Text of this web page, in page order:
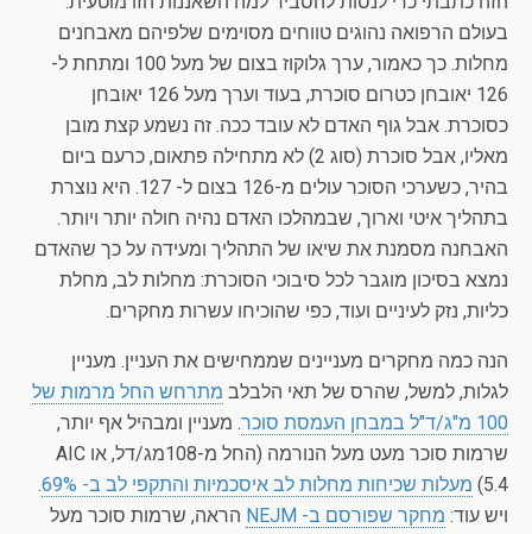
בעולם הרפואה נהוגים טווחים מסוימים שלפיהם מאבחנים
מחלות. כך כאמור, ערך גלוקוז בצום של מעל 100 ומתחת ל-
126 יאובחן כטרום סוכרת, בעוד וערך מעל 126 יאובחן
כסוכרת. אבל גוף האדם לא עובד ככה. זה נשמע קצת מובן
מאליו, אבל סוכרת (סוג 2) לא מתחילה פתאום, כרעם ביום
בהיר, כשערכי הסוכר עולים מ-126 בצום ל- 127. היא נוצרת
בתהליך איטי וארוך, שבמהלכו האדם נהיה חולה יותר ויותר.
האבחנה מסמנת את שיאו של התהליך ומעידה על כך שהאדם
נמצא בסיכון מוגבר לכל סיבוכי הסוכרת: מחלות לב, מחלת
כליות, נזק לעיניים ועוד, כפי שהוכיחו עשרות מחקרים.
הנה כמה מחקרים מעניינים שממחישים את העניין. מעניין
לגלות, למשל, שהרס של תאי הלבלב מתרחש החל מרמות של
100 מ"ג/ד"ל במבחן העמסת סוכר
. מעניין ומבהיל אף יותר,
שרמות סוכר מעט מעל הנורמה (החל מ-108מג/דל, או AIC
5.4) מעלות שכיחות מחלות לב איסכמיות והתקפי לב ב- 69%
.
ויש עוד: מחקר שפורסם ב- NEJM
הראה, שרמות סוכר מעל